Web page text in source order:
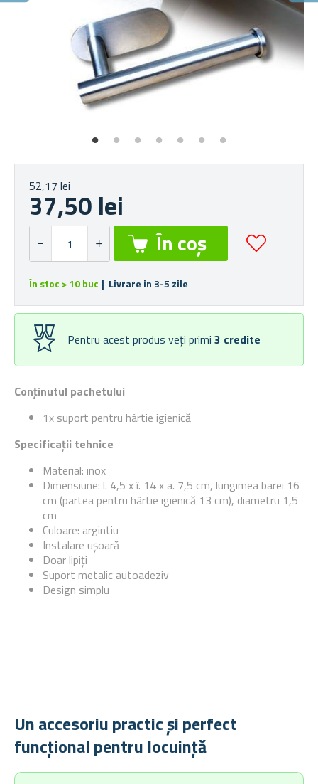
Conținutul pachetului
1x suport pentru hârtie igienică
Specificații tehnice
Material: inox
Dimensiune: l. 4,5 x î. 14 x a. 7,5 cm, lungimea barei 16
cm (partea pentru hârtie igienică 13 cm), diametru 1,5
cm
Culoare: argintiu
Instalare ușoară
Doar lipiți
Suport metalic autoadeziv
Design simplu
52,17 lei
37,50 lei
În stoc > 10 buc | Livrare in 3-5 zile
Pentru acest produs veți primi 3 credite
Un accesoriu practic și perfect
funcțional pentru locuință